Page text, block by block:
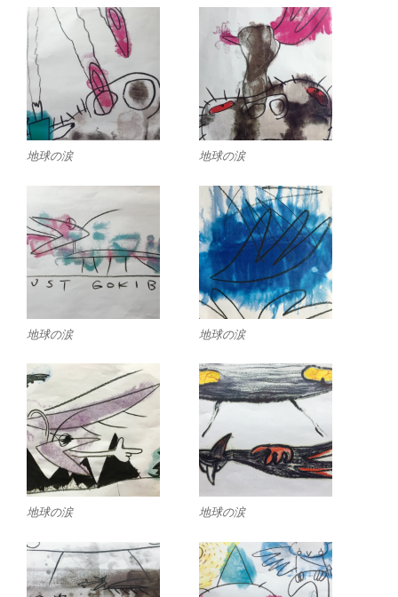
地球の涙 地球の涙
地球の涙 地球の涙
地球の涙 地球の涙